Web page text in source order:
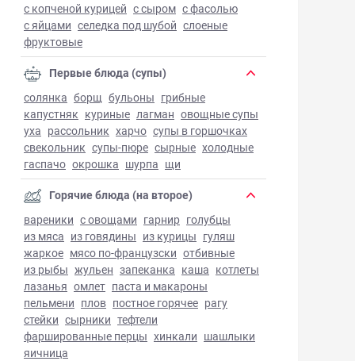
с копченой курицей с сыром с фасолью
с яйцами селедка под шубой слоеные
фруктовые
Первые блюда (супы)
солянка борщ бульоны грибные
капустняк куриные лагман овощные супы
уха рассольник харчо супы в горшочках
свекольник супы-пюре сырные холодные
гаспачо окрошка шурпа щи
Горячие блюда (на второе)
вареники с овощами гарнир голубцы
из мяса из говядины из курицы гуляш
жаркое мясо по-французски отбивные
из рыбы жульен запеканка каша котлеты
лазанья омлет паста и макароны
пельмени плов постное горячее рагу
стейки сырники тефтели
фаршированные перцы хинкали шашлыки
яичница